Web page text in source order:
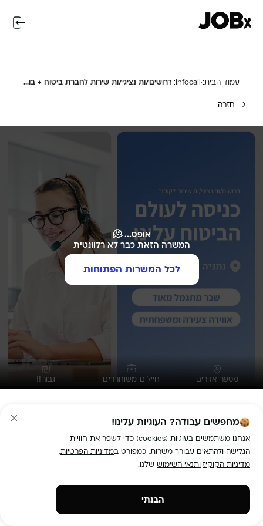
מחפשים עבודה? העוגיות עלינו!
אנחנו משתמשים בעוגיות (cookies) כדי לשפר את חוויית
הגלישה ולהתאים עבורך משרות, כמפורט במדיניות הפרטיות,
מדיניות הקוקיזותנאי השימוש שלנו.
הבנתי
עמוד הבית infocall דרושים/ות נציגי/ות שירות לחברת ביטוח + בונוסים!
חזרה
אופס... 🫠
המשרה הזאת כבר לא רלוונטית
לכל המשרות הפתוחות
מספר אזורים חיילים משוחררים גבוה!!
תיאור המשרה:מחפשים עבודה בסביבה צעירה, דינמית
אנחנו מגייסים מוקדנים/ות למוקד שירות של חברת ביטוח מובילה!
אם אתם אנשים שירותיים, בעלי כושר ביטוי מצוין ואוהבים לעבוד